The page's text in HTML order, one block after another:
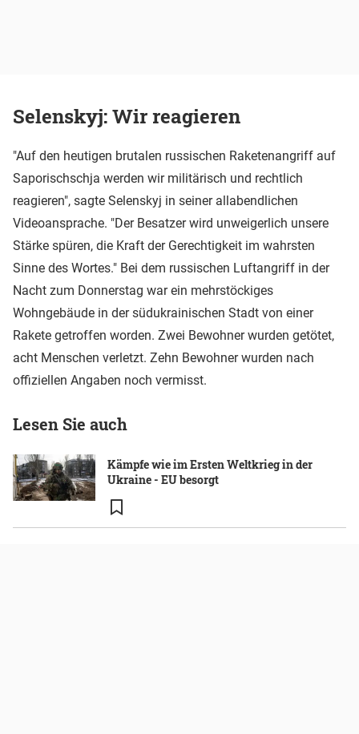
Selenskyj: Wir reagieren
"Auf den heutigen brutalen russischen Raketenangriff auf
Saporischschja werden wir militärisch und rechtlich
reagieren", sagte Selenskyj in seiner allabendlichen
Videoansprache. "Der Besatzer wird unweigerlich unsere
Stärke spüren, die Kraft der Gerechtigkeit im wahrsten
Sinne des Wortes." Bei dem russischen Luftangriff in der
Nacht zum Donnerstag war ein mehrstöckiges
Wohngebäude in der südukrainischen Stadt von einer
Rakete getroffen worden. Zwei Bewohner wurden getötet,
acht Menschen verletzt. Zehn Bewohner wurden nach
offiziellen Angaben noch vermisst.
Lesen Sie auch
Kämpfe wie im Ersten Weltkrieg in der
Ukraine - EU besorgt